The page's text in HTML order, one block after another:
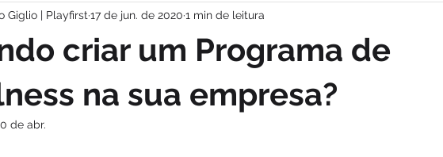
criar um Programa de
na sua empresa?
Giglio | Playfirst 17 de jun. de 2020 1 min de leitura
de abr.